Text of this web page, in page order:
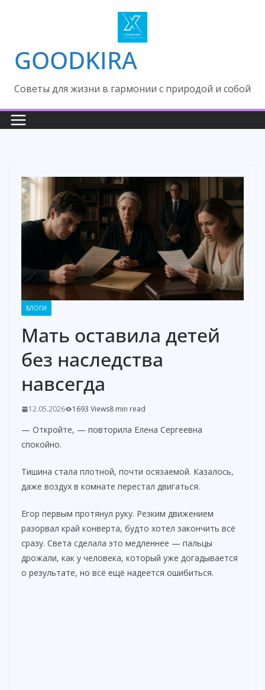
GOODKIRA
Cоветы для жизни в гармонии с природой и собой
БЛОГИ
Мать оставила детей
без наследства
навсегда
12.05.2026 1693 Views8 min read
— Откройте, — повторила Елена Сергеевна
спокойно.
Тишина стала плотной, почти осязаемой. Казалось,
даже воздух в комнате перестал двигаться.
Егор первым протянул руку. Резким движением
разорвал край конверта, будто хотел закончить всё
сразу. Света сделала это медленнее — пальцы
дрожали, как у человека, который уже догадывается
о результате, но всё ещё надеется ошибиться.